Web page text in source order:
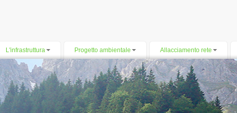
L'infrastruttura Progetto ambientale Allacciamento rete